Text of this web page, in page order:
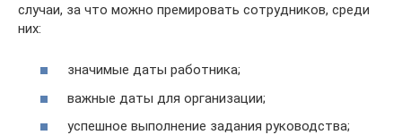
случаи, за что можно премировать сотрудников, среди
них:
значимые даты работника;
важные даты для организации;
успешное выполнение задания руководства;